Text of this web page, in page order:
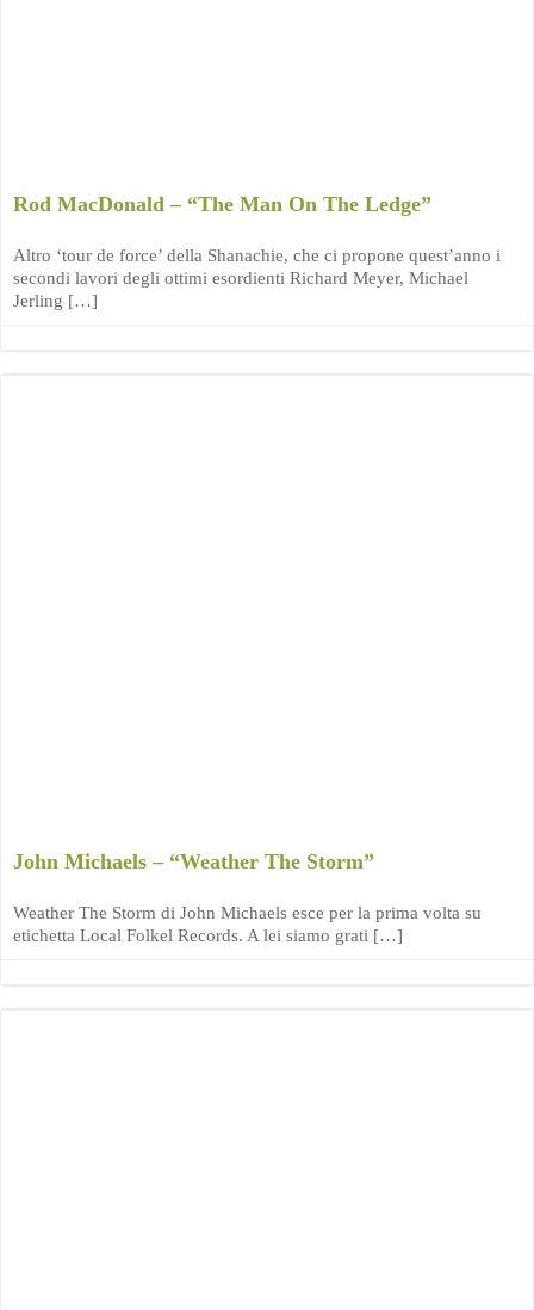
Rod MacDonald – “The Man On The Ledge”
Altro ‘tour de force’ della Shanachie, che ci propone quest’anno i
secondi lavori degli ottimi esordienti Richard Meyer, Michael
Jerling […]
John Michaels – “Weather The Storm”
Weather The Storm di John Michaels esce per la prima volta su
etichetta Local Folkel Records. A lei siamo grati […]